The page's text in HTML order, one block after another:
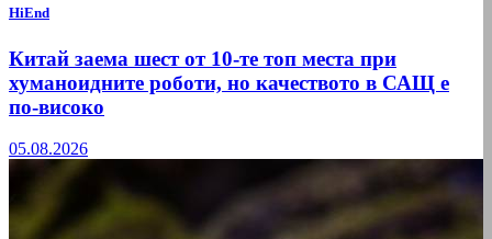
HiEnd
Китай заема шест от 10-те топ места при
хуманоидните роботи, но качеството в САЩ е
по-високо
05.08.2026